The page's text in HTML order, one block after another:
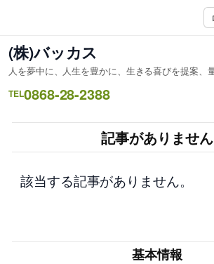
を
ス
キ
ッ
(株)バッカス
人を夢中に、人生を豊かに、生きる喜びを提案、
TEL0868-28-2388
記事がありません
該当する記事がありません。
基本情報